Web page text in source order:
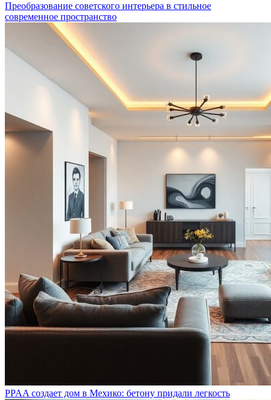
Преобразование советского интерьера в стильное
современное пространство
PPAA создает дом в Мехико: бетону придали легкость